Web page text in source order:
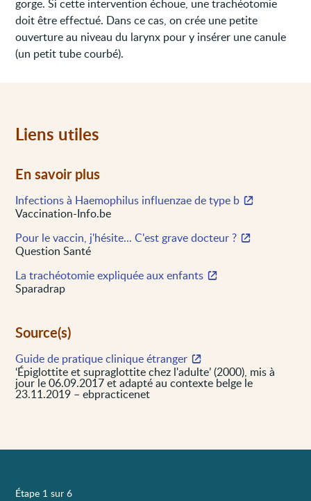
gorge. Si cette intervention échoue, une trachéotomie
doit être effectué. Dans ce cas, on crée une petite
ouverture au niveau du larynx pour y insérer une canule
(un petit tube courbé).
Liens utiles
En savoir plus
Infections à Haemophilus influenzae de type b
Vaccination-Info.be
Pour le vaccin, j'hésite... C'est grave docteur ?
Question Santé
La trachéotomie expliquée aux enfants
Sparadrap
Source(s)
Guide de pratique clinique étranger
‘Épiglottite et supraglottite chez l'adulte’ (2000), mis à
jour le 06.09.2017 et adapté au contexte belge le
23.11.2019 – ebpracticenet
Étape 1 sur 6